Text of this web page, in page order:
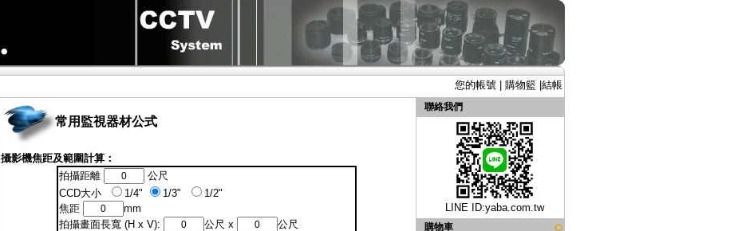
您的帳號 購物籃 結帳
常用監視器材公式
攝影機焦距及範圍計算：
拍攝距離
公尺
CCD大小
1/4" 1/3"
1/2"
焦距
mm
拍攝畫面長寬 (H x V):
公尺 x
公尺
聯絡我們
LINE ID:yaba.com.tw
購物車